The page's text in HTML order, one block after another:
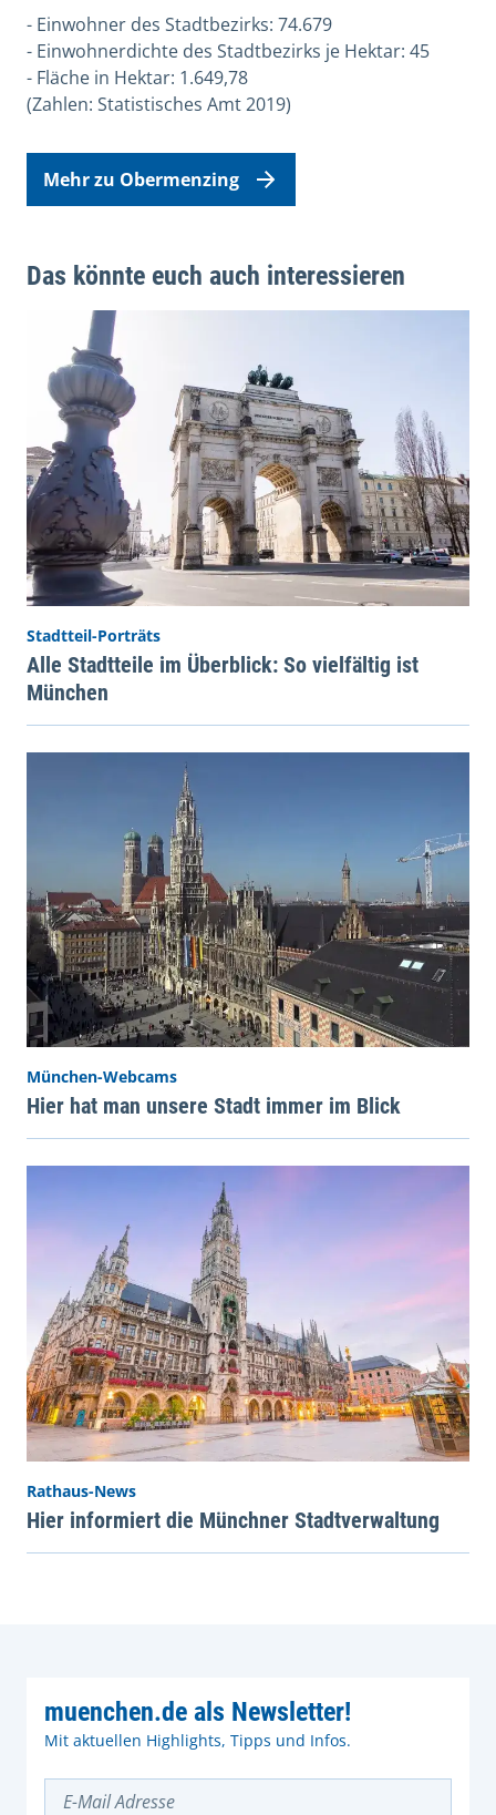
- Einwohner des Stadtbezirks: 74.679
- Einwohnerdichte des Stadtbezirks je Hektar: 45
- Fläche in Hektar: 1.649,78
(Zahlen: Statistisches Amt 2019)
Mehr zu Obermenzing
Das könnte euch auch interessieren
Stadtteil-Porträts
Alle Stadtteile im Überblick: So vielfältig ist
München
München-Webcams
Hier hat man unsere Stadt immer im Blick
Rathaus-News
Hier informiert die Münchner Stadtverwaltung
muenchen.de als Newsletter!
Mit aktuellen Highlights, Tipps und Infos.